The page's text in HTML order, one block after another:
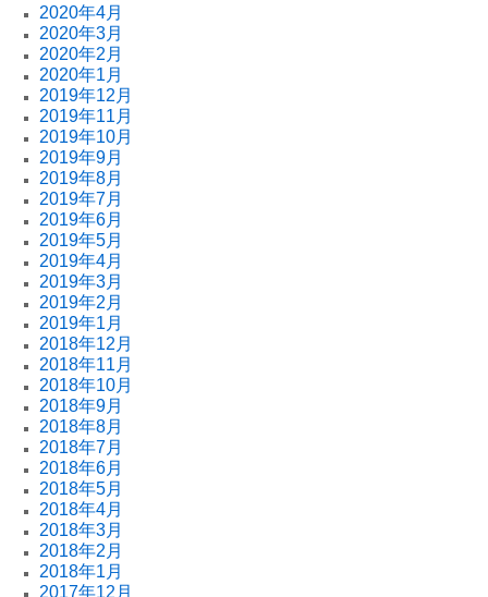
2020年4月
2020年3月
2020年2月
2020年1月
2019年12月
2019年11月
2019年10月
2019年9月
2019年8月
2019年7月
2019年6月
2019年5月
2019年4月
2019年3月
2019年2月
2019年1月
2018年12月
2018年11月
2018年10月
2018年9月
2018年8月
2018年7月
2018年6月
2018年5月
2018年4月
2018年3月
2018年2月
2018年1月
2017年12月